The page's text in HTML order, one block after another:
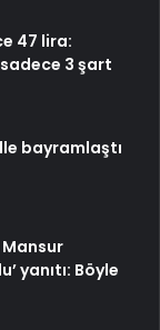
47 lira:
3 şart
bayramlaştı
Mansur
yanıtı: Böyle